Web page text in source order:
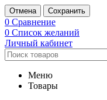
Отмена Сохранить
0 Сравнение
0 Список желаний
Личный кабинет
Меню
Товары